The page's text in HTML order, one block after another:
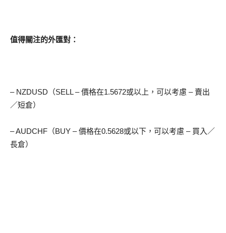
值得關注的外匯對：
– NZDUSD（SELL – 價格在1.5672或以上，可以考慮 – 賣出
／短倉）
– AUDCHF（BUY – 價格在0.5628或以下，可以考慮 – 買入／
長倉）